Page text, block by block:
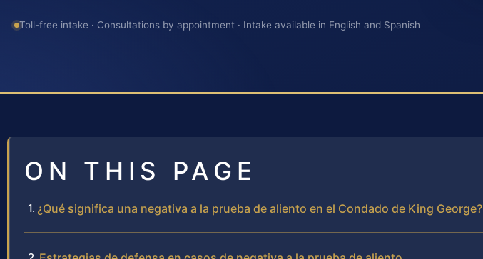
Toll-free intake · Consultations by appointment · Intake available in English and Spanish
ON THIS PAGE
¿Qué significa una negativa a la prueba de aliento en el Condado de King George?